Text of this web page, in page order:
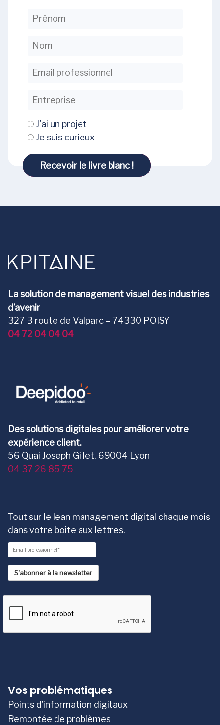
J'ai un projet
Je suis curieux
Recevoir le livre blanc !
Recevoir le livre blanc !
La solution de management visuel des industries
d’avenir
327 B route de Valparc – 74330 POISY
04 72 04 04 04
Des solutions digitales pour améliorer votre
expérience client.
56 Quai Joseph Gillet, 69004 Lyon
04 37 26 85 75
Tout sur le lean management digital chaque mois
dans votre boite aux lettres.
S'abonner à la newsletter
Vos problématiques
Points d’information digitaux
Remontée de problèmes